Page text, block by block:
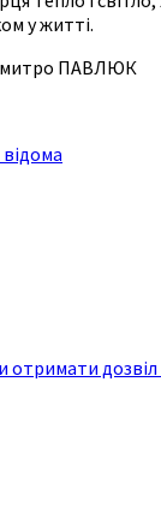
у житті.
ПАВЛЮК
отримати